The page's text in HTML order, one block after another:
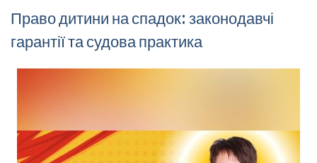
Право дитини на спадок: законодавчі
гарантії та судова практика